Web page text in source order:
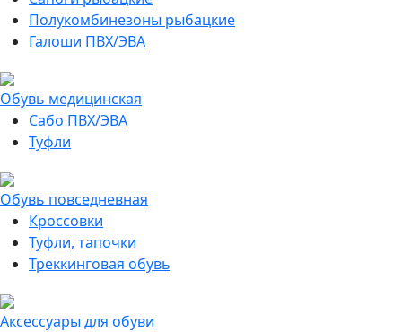
Полукомбинезоны рыбацкие
Галоши ПВХ/ЭВА
Обувь медицинская
Сабо ПВХ/ЭВА
Туфли
Обувь повседневная
Кроссовки
Туфли, тапочки
Треккинговая обувь
Аксессуары для обуви